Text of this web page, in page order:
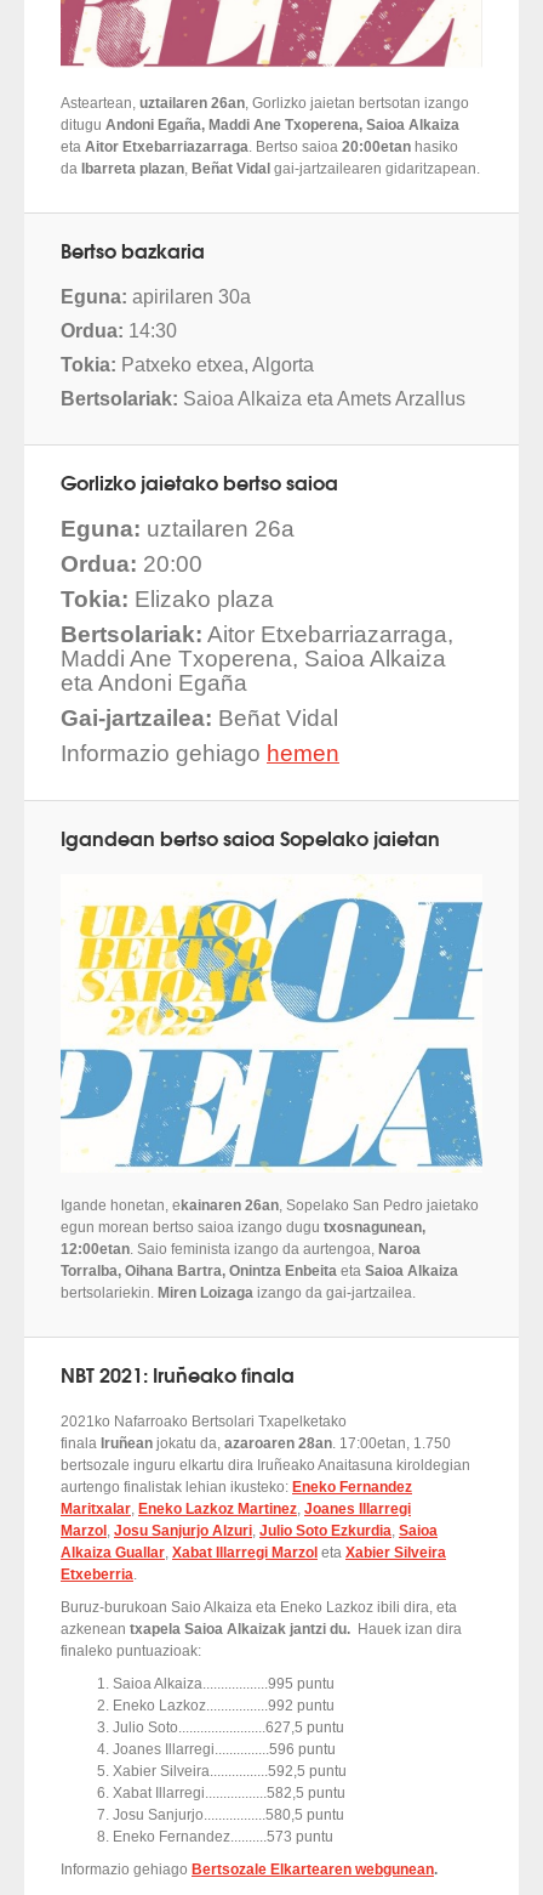
Asteartean, uztailaren 26an, Gorlizko jaietan bertsotan izango
ditugu Andoni Egaña, Maddi Ane Txoperena, Saioa Alkaiza
eta Aitor Etxebarriazarraga. Bertso saioa 20:00etan hasiko
da Ibarreta plazan, Beñat Vidal gai-jartzailearen gidaritzapean.
Bertso bazkaria
Eguna: apirilaren 30a
Ordua: 14:30
Tokia: Patxeko etxea, Algorta
Bertsolariak: Saioa Alkaiza eta Amets Arzallus
Gorlizko jaietako bertso saioa
Eguna: uztailaren 26a
Ordua: 20:00
Tokia: Elizako plaza
Bertsolariak: Aitor Etxebarriazarraga,
Maddi Ane Txoperena, Saioa Alkaiza
eta Andoni Egaña
Gai-jartzailea: Beñat Vidal
Informazio gehiago hemen
Igandean bertso saioa Sopelako jaietan
Igande honetan, e kainaren 26an, Sopelako San Pedro jaietako
egun morean bertso saioa izango dugu txosnagunean,
12:00etan. Saio feminista izango da aurtengoa, Naroa
Torralba, Oihana Bartra, Onintza Enbeita eta Saioa Alkaiza
bertsolariekin. Miren Loizaga izango da gai-jartzailea.
NBT 2021: Iruñeako finala
2021ko Nafarroako Bertsolari Txapelketako
finala Iruñean jokatu da, azaroaren 28an. 17:00etan, 1.750
bertsozale inguru elkartu dira Iruñeako Anaitasuna kiroldegian
aurtengo finalistak lehian ikusteko: Eneko Fernandez
Maritxalar, Eneko Lazkoz Martinez, Joanes Illarregi
Marzol , Josu Sanjurjo Alzuri, Julio Soto Ezkurdia, Saioa
Alkaiza Guallar, Xabat Illarregi Marzol eta Xabier Silveira
Etxeberria.
Buruz-burukoan Saio Alkaiza eta Eneko Lazkoz ibili dira, eta
azkenean txapela Saioa Alkaizak jantzi du. Hauek izan dira
finaleko puntuazioak:
1. Saioa Alkaiza..................995 puntu
2. Eneko Lazkoz.................992 puntu
3. Julio Soto........................627,5 puntu
4. Joanes Illarregi...............596 puntu
5. Xabier Silveira................592,5 puntu
6. Xabat Illarregi.................582,5 puntu
7. Josu Sanjurjo.................580,5 puntu
8. Eneko Fernandez..........573 puntu
Informazio gehiago Bertsozale Elkartearen webgunean.